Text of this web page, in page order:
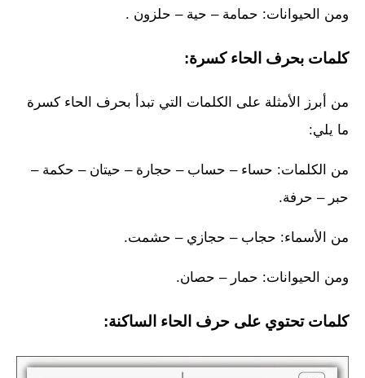
ومن الحيوانات: حمامة – حية – حلزون .
كلمات بحرف الحاء كسرة:
من أبرز الأمثلة على الكلمات التي تبدأ بحرف الحاء كسرة
ما يلي:
من الكلمات: حساء – حساب – حجارة – حيتان – حكمة –
حبر – حرفة.
من الأسماء: حجاب – حجازي – حشمت.
ومن الحيوانات: حمار – حصان.
كلمات تحتوي على حرف الحاء الساكنة: